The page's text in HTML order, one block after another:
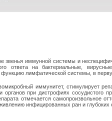
иммунной системы и
ответа на бактериальные,
лимфатической системы, в
иммунитет, стимулирует
при дистрофиях сосудистого
отмечается самопроизвольное
инфицированных ран и глубоких